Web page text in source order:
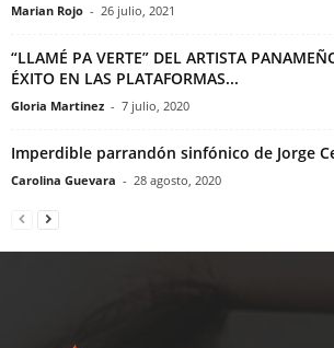
Marian Rojo - 26 julio, 2021
“LLAMÉ PA VERTE” DEL ARTISTA
ÉXITO EN LAS PLATAFORMAS...
Gloria Martinez - 7 julio, 2020
Imperdible parrandón sinfónico de Jorge
Carolina Guevara - 28 agosto, 2020